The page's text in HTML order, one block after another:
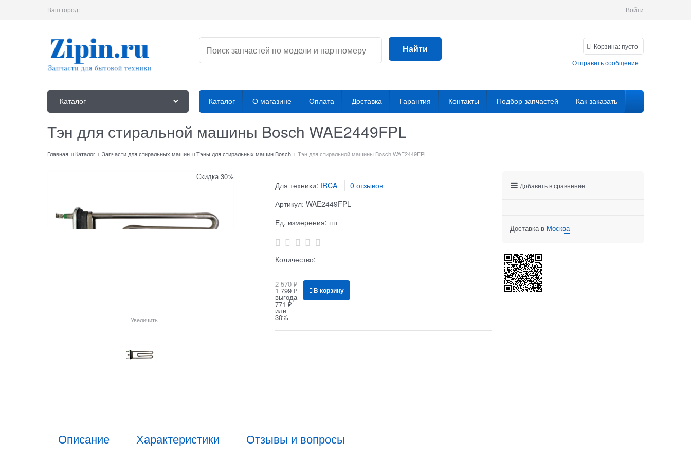
Ваш город: Войти
Найти Корзина:пусто
Отправить сообщение
Каталог Каталог О магазине Оплата Доставка Гарантия Контакты Подбор запчастей Как заказать
Тэн для стиральной машины Bosch WAE2449FPL
Главная Каталог Запчасти для стиральных машин Тэны для стиральных машин Bosch Тэн для стиральной машины Bosch WAE2449FPL
Скидка 30%
Увеличить
Для техники: IRCA
0 отзывов
Артикул: WAE2449FPL
Ед. измерения: шт
Количество:
2 570 ₽
1 799 ₽
выгода
771 ₽
или
30%
В корзину
Описание Характеристики Отзывы и вопросы
Добавить в сравнение
Доставка в Москва